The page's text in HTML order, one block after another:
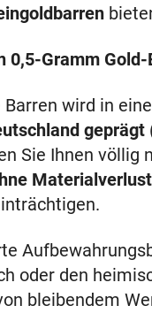
0,5-Gramm
wird in
geprägt
Sie Ihnen völlig
oder den
bleibendem